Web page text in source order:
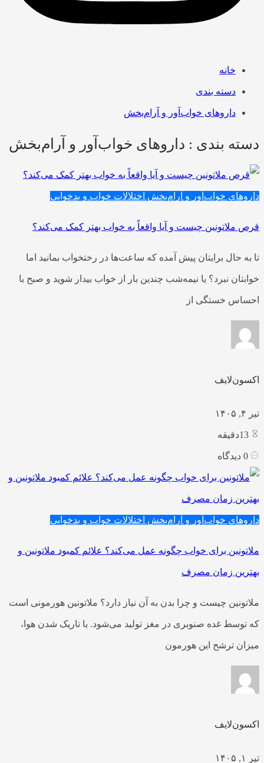
خانه
دسته بندی
داروهای خواب‌آور و آرام‌بخش
دسته بندی : داروهای خواب‌آور و آرام‌بخش
داروهای خواب‌آور و آرام‌بخش اختلالات خواب و بدخوابی
قرص ملاتونین چیست و آیا واقعاً به خواب بهتر کمک می‌کند؟
تا به حال برایتان پیش آمده که ساعت‌ها در رختخواب بمانید اما
خوابتان نبرد؟ یا نیمه‌شب چندین بار از خواب بیدار شوید و صبح با
احساس خستگی از
اکسون‌لایف
تیر ۴, ۱۴۰۵
دقیقه
دیدگاه
داروهای خواب‌آور و آرام‌بخش اختلالات خواب و بدخوابی
ملاتونین برای خواب چگونه عمل می‌کند؟ علائم کمبود ملاتونین و
بهترین زمان مصرف
ملاتونین چیست و چرا بدن به آن نیاز دارد؟ ملاتونین هورمونی است
که توسط غده صنوبری در مغز تولید می‌شود. با تاریک شدن هوا،
میزان ترشح این هورمون
اکسون‌لایف
تیر ۱, ۱۴۰۵